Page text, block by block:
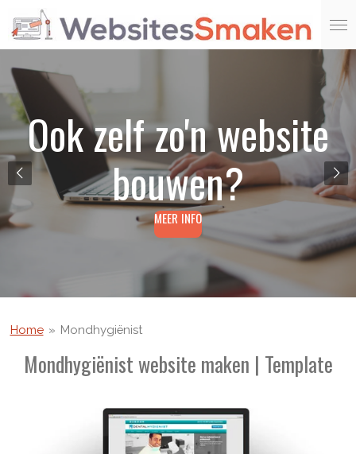
Ga
direct
naar
de
hoofdinhoud
Ook zelf zo'n website
bouwen?
MEER INFO
Home » Mondhygiënist
Mondhygiënist website maken | Template